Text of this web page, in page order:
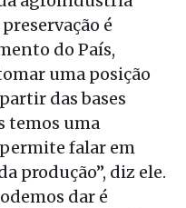
é
do País,
uma posição
das bases
temos uma
falar em
produção”, diz ele.
dar é